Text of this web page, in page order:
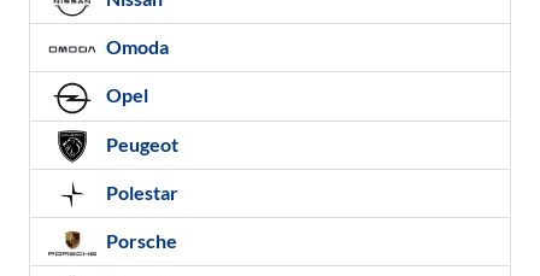
Omoda
Opel
Peugeot
Polestar
Porsche